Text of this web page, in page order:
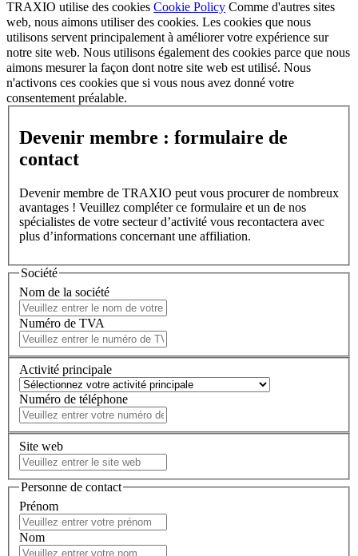
TRAXIO utilise des cookies Cookie Policy Comme d'autres sites
web, nous aimons utiliser des cookies. Les cookies que nous
utilisons servent principalement à améliorer votre expérience sur
notre site web. Nous utilisons également des cookies parce que nous
aimons mesurer la façon dont notre site web est utilisé. Nous
n'activons ces cookies que si vous nous avez donné votre
consentement préalable.
Devenir membre : formulaire de
contact
Devenir membre de TRAXIO peut vous procurer de nombreux
avantages ! Veuillez compléter ce formulaire et un de nos
spécialistes de votre secteur d’activité vous recontactera avec
plus d’informations concernant une affiliation.
Société
Nom de la société
Numéro de TVA
Activité principale
Numéro de téléphone
Site web
Personne de contact
Prénom
Nom